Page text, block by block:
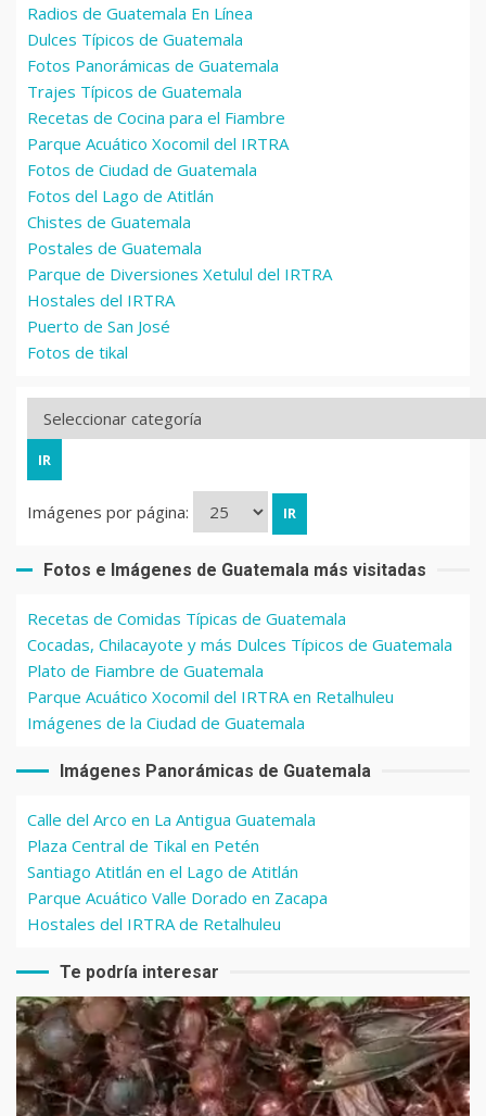
Radios de Guatemala En Línea
Dulces Típicos de Guatemala
Fotos Panorámicas de Guatemala
Trajes Típicos de Guatemala
Recetas de Cocina para el Fiambre
Parque Acuático Xocomil del IRTRA
Fotos de Ciudad de Guatemala
Fotos del Lago de Atitlán
Chistes de Guatemala
Postales de Guatemala
Parque de Diversiones Xetulul del IRTRA
Hostales del IRTRA
Puerto de San José
Fotos de tikal
Imágenes por página:
Fotos e Imágenes de Guatemala más visitadas
Recetas de Comidas Típicas de Guatemala
Cocadas, Chilacayote y más Dulces Típicos de Guatemala
Plato de Fiambre de Guatemala
Parque Acuático Xocomil del IRTRA en Retalhuleu
Imágenes de la Ciudad de Guatemala
Imágenes Panorámicas de Guatemala
Calle del Arco en La Antigua Guatemala
Plaza Central de Tikal en Petén
Santiago Atitlán en el Lago de Atitlán
Parque Acuático Valle Dorado en Zacapa
Hostales del IRTRA de Retalhuleu
Te podría interesar